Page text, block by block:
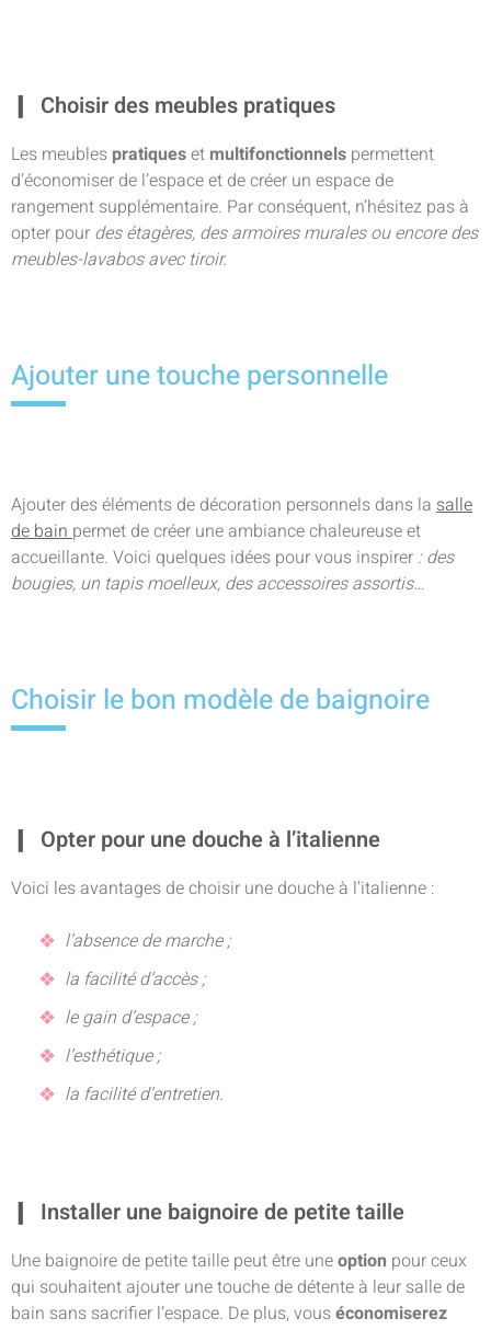
Choisir des meubles pratiques
Les meubles pratiqueset multifonctionnels permettent
d’économiser de l’espace et de créer un espace de
rangement supplémentaire. Par conséquent, n’hésitez pas à
opter pour des étagères, des armoires murales ou encore des
meubles-lavabos avec tiroir.
Ajouter une touche personnelle
Ajouter des éléments de décoration personnels dans la salle
de bainpermet de créer une ambiance chaleureuse et
accueillante. Voici quelques idées pour vous inspirer : des
bougies, un tapis moelleux, des accessoires assortis…
Choisir le bon modèle de baignoire
Opter pour une douche à l’italienne
Voici les avantages de choisir une douche à l’italienne :
l’absence de marche ;
la facilité d’accès ;
le gain d’espace ;
l’esthétique ;
la facilité d’entretien.
Installer une baignoire de petite taille
Une baignoire de petite taille peut être uneoption pour ceux
qui souhaitent ajouter une touche de détente à leur salle de
bain sans sacrifier l’espace. De plus, vouséconomiserez